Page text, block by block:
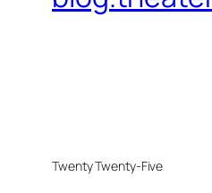
Twenty Twenty-Five